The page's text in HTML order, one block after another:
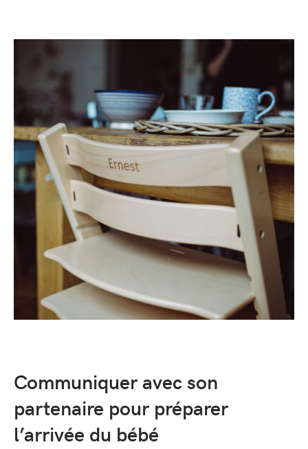
Communiquer avec son
partenaire pour préparer
l’arrivée du bébé